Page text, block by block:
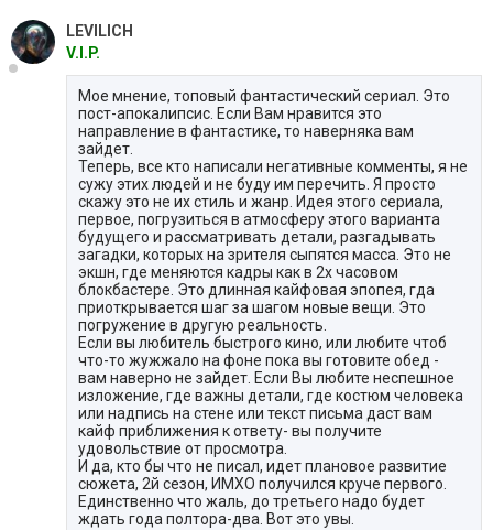
LEVILICH
V.I.P.
Мое мнение, топовый фантастический сериал. Это
пост-апокалипсис. Если Вам нравится это
направление в фантастике, то наверняка вам
зайдет.
Теперь, все кто написали негативные комменты, я не
сужу этих людей и не буду им перечить. Я просто
скажу это не их стиль и жанр. Идея этого сериала,
первое, погрузиться в атмосферу этого варианта
будущего и рассматривать детали, разгадывать
загадки, которых на зрителя сыпятся масса. Это не
экшн, где меняются кадры как в 2х часовом
блокбастере. Это длинная кайфовая эпопея, гда
приоткрывается шаг за шагом новые вещи. Это
погружение в другую реальность.
Если вы любитель быстрого кино, или любите чтоб
что-то жужжало на фоне пока вы готовите обед -
вам наверно не зайдет. Если Вы любите неспешное
изложение, где важны детали, где костюм человека
или надпись на стене или текст письма даст вам
кайф приближения к ответу- вы получите
удовольствие от просмотра.
И да, кто бы что не писал, идет плановое развитие
сюжета, 2й сезон, ИМХО получился круче первого.
Единственно что жаль, до третьего надо будет
ждать года полтора-два. Вот это увы.